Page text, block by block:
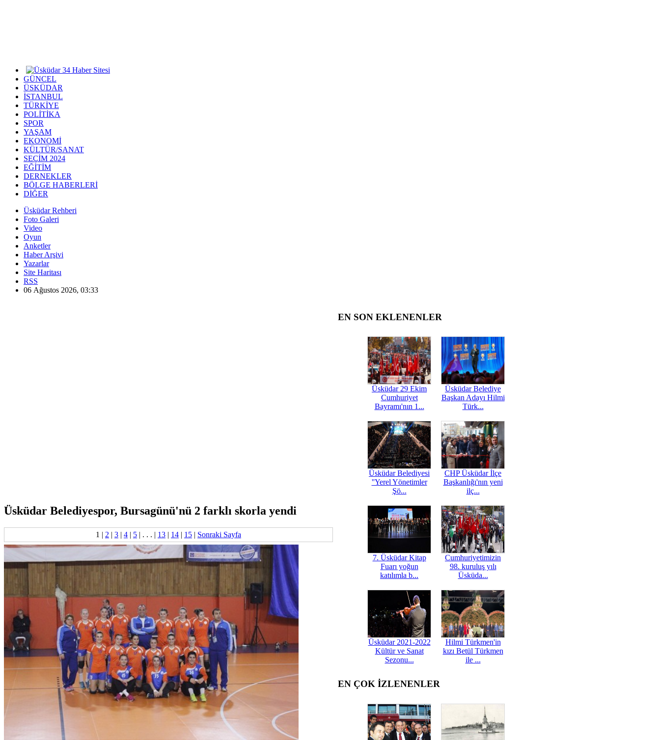
GÜNCEL
ÜSKÜDAR
İSTANBUL
TÜRKİYE
POLİTİKA
SPOR
YAŞAM
EKONOMİ
KÜLTÜR/SANAT
SEÇİM 2024
EĞİTİM
DERNEKLER
BÖLGE HABERLERİ
DİĞER
Üsküdar Rehberi
Foto Galeri
Video
Oyun
Anketler
Haber Arşivi
Yazarlar
Site Haritası
RSS
06 Ağustos 2026, 03:33
Üsküdar Belediyespor, Bursagünü'nü 2 farklı skorla yendi
1 | 2 | 3 | 4 | 5 | . . . | 13 | 14 | 15 | Sonraki Sayfa
EN SON EKLENENLER
Üsküdar 29 Ekim
Cumhuriyet
Bayramı'nın 1...
Üsküdar Belediye
Başkan Adayı Hilmi
Türk...
Üsküdar Belediyesi
''Yerel Yönetimler
Şö...
CHP Üsküdar İlçe
Başkanlığı'nın yeni
ilç...
7. Üsküdar Kitap
Fuarı yoğun
katılımla b...
Cumhuriyetimizin
98. kuruluş yılı
Üsküda...
Üsküdar 2021-2022
Kültür ve Sanat
Sezonu...
Hilmi Türkmen'in
kızı Betül Türkmen
ile ...
EN ÇOK İZLENENLER